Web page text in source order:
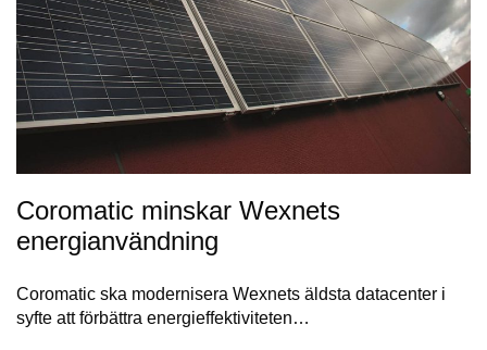
Coromatic minskar Wexnets
energianvändning
Coromatic ska modernisera Wexnets äldsta datacenter i
syfte att förbättra energieffektiviteten…